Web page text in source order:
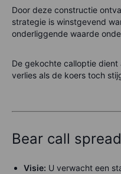
Door deze constructie
strategie is winstgevend
onderliggende waarde
De gekochte calloptie
verlies als de koers toch
Bear call
Visie: U verwacht een